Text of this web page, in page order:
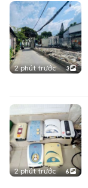
2 phút trước 3
2 phút trước 6